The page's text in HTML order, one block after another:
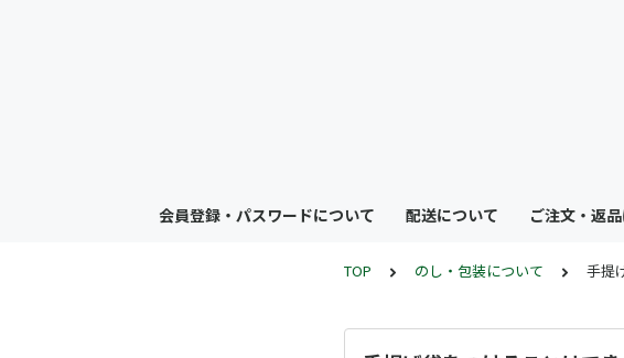
会員登録・パスワードについて 配送について ご注文・返
TOP のし・包装について 手提